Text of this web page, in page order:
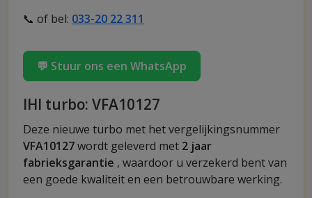
📞 of bel: 033-20 22 311
💬 Stuur ons een WhatsApp
IHI turbo: VFA10127
Deze nieuwe turbo met het vergelijkingsnummer
VFA10127wordt geleverd met 2 jaar
fabrieksgarantie , waardoor u verzekerd bent van
een goede kwaliteit en een betrouwbare werking.